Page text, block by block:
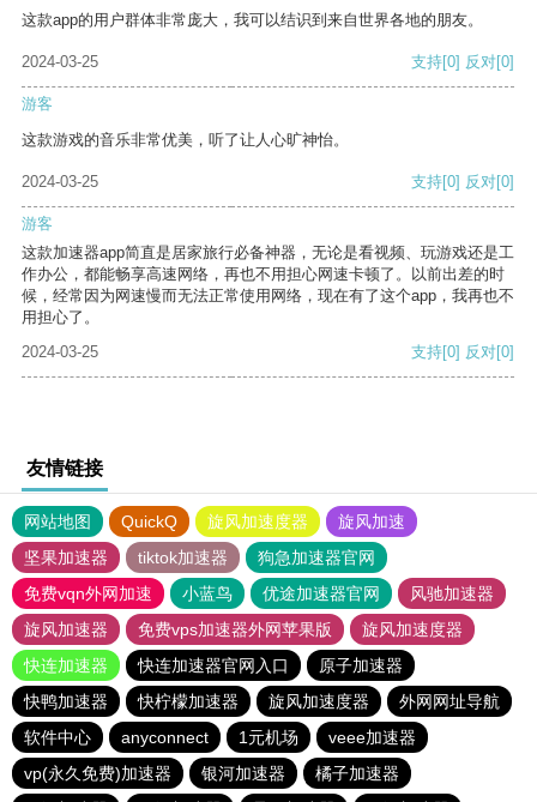
这款app的用户群体非常庞大，我可以结识到来自世界各地的朋友。
2024-03-25 支持[0] 反对[0]
游客
这款游戏的音乐非常优美，听了让人心旷神怡。
2024-03-25 支持[0] 反对[0]
游客
这款加速器app简直是居家旅行必备神器，无论是看视频、玩游戏还是工
作办公，都能畅享高速网络，再也不用担心网速卡顿了。以前出差的时
候，经常因为网速慢而无法正常使用网络，现在有了这个app，我再也不
用担心了。
2024-03-25
支持[0] 反对[0]
友情链接
网站地图 QuickQ 旋风加速度器
旋风加速
坚果加速器
tiktok加速器
狗急加速器官网
免费vqn外网加速
小蓝鸟 优途加速器官网
风驰加速器
旋风加速器
免费vps加速器外网苹果版
旋风加速度器
快连加速器
快连加速器官网入口
原子加速器
快鸭加速器
快柠檬加速器 旋风加速度器
外网网址导航
软件中心
anyconnect 1元机场
veee加速器
vp(永久免费)加速器
银河加速器
橘子加速器